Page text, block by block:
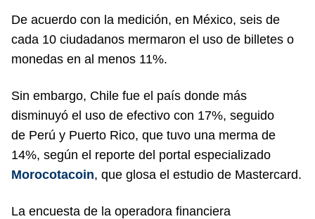
De acuerdo con la medición, en México, seis de
cada 10 ciudadanos mermaron el uso de billetes o
monedas en al menos 11%.
Sin embargo, Chile fue el país donde más
disminuyó el uso de efectivo con 17%, seguido
de Perú y Puerto Rico, que tuvo una merma de
14%, según el reporte del portal especializado
Morocotacoin, que glosa el estudio de Mastercard.
La encuesta de la operadora financiera